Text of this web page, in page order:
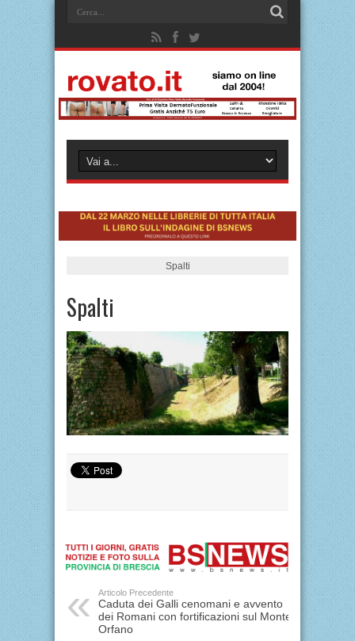
Spalti
Spalti
Articolo Precedente
Caduta dei Galli cenomani e avvento
dei Romani con fortificazioni sul Monte
Orfano